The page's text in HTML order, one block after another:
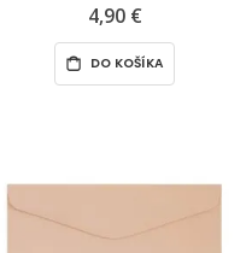
4,90 €
DO KOŠÍKA